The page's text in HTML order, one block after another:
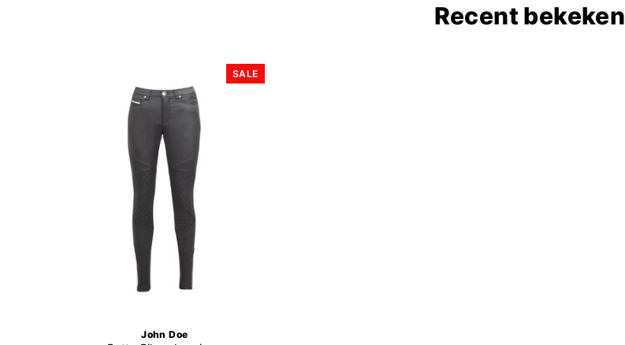
Recent bekeken
SALE
John Doe